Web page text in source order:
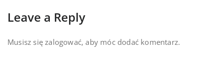
Leave a Reply
Musisz się zalogować, aby móc dodać komentarz.